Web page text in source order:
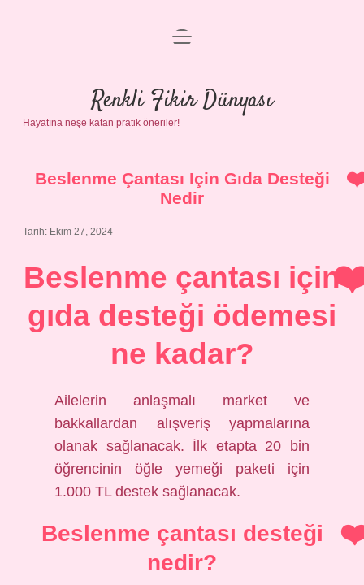
Anasayfa
Gizlilik Politikası
Yasal Uyarı
menüyü
Renkli Fikir Dünyası
Hayatına neşe katan pratik öneriler!
Beslenme Çantası Için Gıda Desteği
Nedir
Tarih: Ekim 27, 2024
Beslenme çantası için
gıda desteği ödemesi
ne kadar?
Ailelerin anlaşmalı market ve
bakkallardan alışveriş yapmalarına
olanak sağlanacak. İlk etapta 20 bin
öğrencinin öğle yemeği paketi için
1.000 TL destek sağlanacak.
Beslenme çantası desteği
nedir?